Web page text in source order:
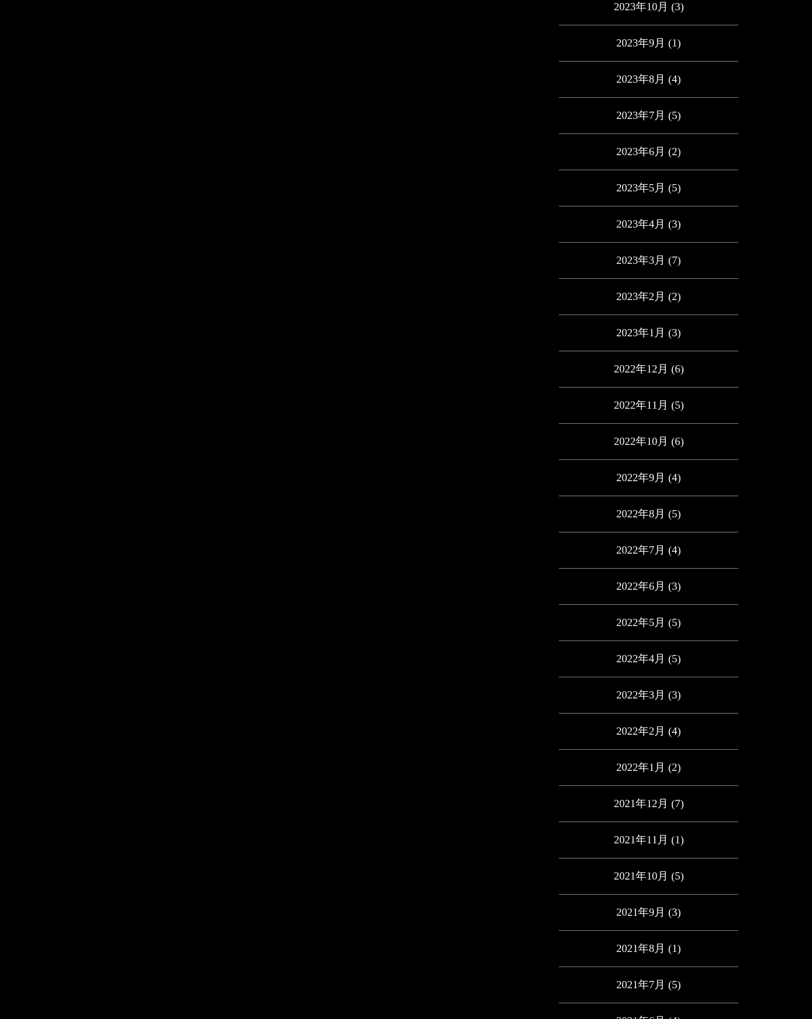
2023年10月 (3)
2023年9月 (1)
2023年8月 (4)
2023年7月 (5)
2023年6月 (2)
2023年5月 (5)
2023年4月 (3)
2023年3月 (7)
2023年2月 (2)
2023年1月 (3)
2022年12月 (6)
2022年11月 (5)
2022年10月 (6)
2022年9月 (4)
2022年8月 (5)
2022年7月 (4)
2022年6月 (3)
2022年5月 (5)
2022年4月 (5)
2022年3月 (3)
2022年2月 (4)
2022年1月 (2)
2021年12月 (7)
2021年11月 (1)
2021年10月 (5)
2021年9月 (3)
2021年8月 (1)
2021年7月 (5)